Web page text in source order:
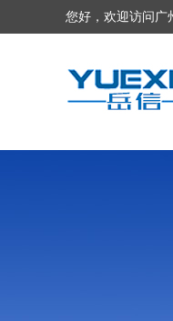
您好，欢迎访问广